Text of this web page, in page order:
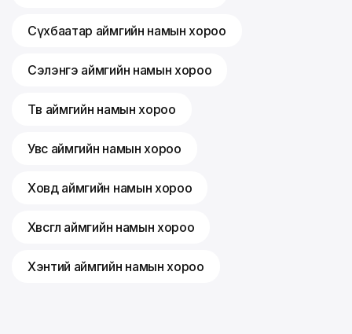
Сүхбаатар аймгийн намын хороо
Сэлэнгэ аймгийн намын хороо
Төв аймгийн намын хороо
Увс аймгийн намын хороо
Ховд аймгийн намын хороо
Хөвсгөл аймгийн намын хороо
Хэнтий аймгийн намын хороо